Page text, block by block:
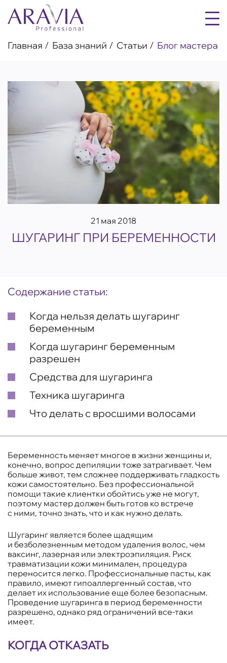
Главная База знаний Статьи Блог мастера
21 мая 2018
ШУГАРИНГ ПРИ БЕРЕМЕННОСТИ
Содержание статьи:
Когда нельзя делать шугаринг
беременным
Когда шугаринг беременным
разрешен
Средства для шугаринга
Техника шугаринга
Что делать с вросшими волосами
Беременность меняет многое в жизни женщины и,
конечно, вопрос депиляции тоже затрагивает. Чем
больше живот, тем сложнее поддерживать гладкость
кожи самостоятельно. Без профессиональной
помощи такие клиентки обойтись уже не могут,
поэтому мастер должен быть готов ко встрече
с ними, точно знать, что и как нужно делать.
Шугаринг является более щадящим
и безболезненным методом удаления волос, чем
ваксинг, лазерная или электроэпиляция. Риск
травматизации кожи минимален, процедура
переносится легко. Профессиональные пасты, как
правило, имеют гипоаллергенный состав, что
делает их использование еще более безопасным.
Проведение шугаринга в период беременности
разрешено, однако ряд ограничений все-таки
имеет.
КОГДА ОТКАЗАТЬ